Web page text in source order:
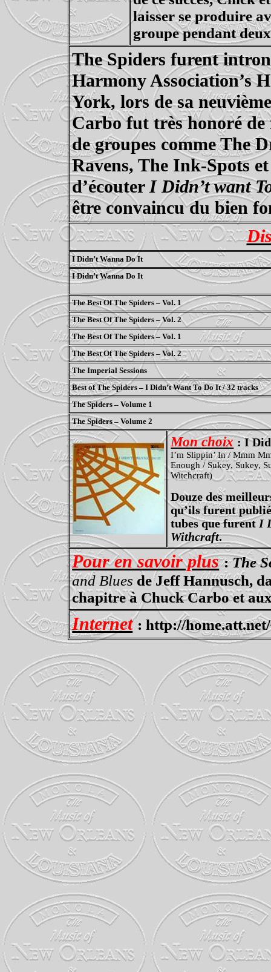
laisser se produire
groupe pendant
The Spiders furent
HarmonyAssociation’s
York, lors de sa
Carbofut très honoré de
de groupes comme The
Ravens, The Ink-Spots
d’écouterIDidn’t want
être convaincu du bien
I Didn’tWanna Do It
I Didn’tWanna Do It
The Best Of The Spiders – Vol. 1
The Best Of The Spiders – Vol. 2
The Best Of The Spiders – Vol. 1
The Best Of The Spiders – Vol. 2
The Imperial Sessions
Best of The Spiders – I Didn’t Want To Do It / 32 tracks
The Spiders – Volume 1
The Spiders – Volume 2
Monchoix : I
I’m Slippin’ In /Mmm
Enough / Sukey, Sukey,
Witchcraft)
Douze des
qu’ils furent
tubes que furentI
Withcraft.
Pour en savoir plus :The
and Blues de JeffHannusch,
chapitre à ChuckCarboet
Internet :http://